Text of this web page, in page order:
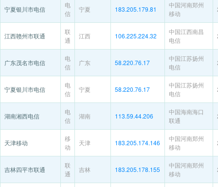
宁夏银川市电信
电
信
宁夏 183.205.179.81
中国河南郑州
移动
江西赣州市联通
联
通
江西 106.225.224.32
中国江西南昌
电信
广东茂名市电信
电
信
广东 58.220.76.17
中国江苏扬州
电信
宁夏银川市电信
电
信
宁夏 58.220.76.17
中国江苏扬州
电信
湖南湘西电信
电
信
湖南 113.59.44.206
中国海南海口
联通
天津移动
移
动
天津 183.205.174.146
中国河南郑州
移动
吉林四平市联通
联
通
吉林 183.205.178.155
中国河南郑州
移动